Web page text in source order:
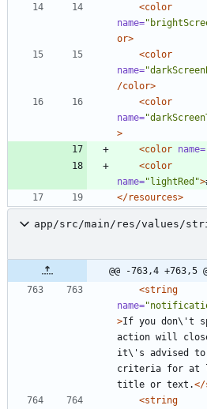
<color
name=
or>
<color
name=
/color>
<color
name=
>
<color name=
<color
name="lightRed">
</resources>
app/src/main/res/values/
@@ -763,4 +763,5
<string
name=
>If you don\'t
action will
it\'s advised
criteria for at
title or text.
<string